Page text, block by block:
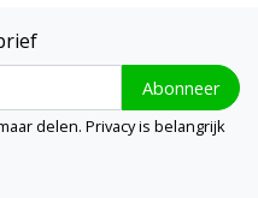
Abonneer
delen. Privacy is belangrijk